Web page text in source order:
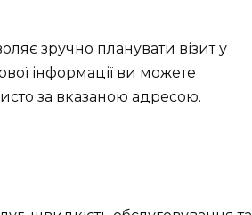
зручно планувати візит у
інформації ви можете
за вказаною адресою.